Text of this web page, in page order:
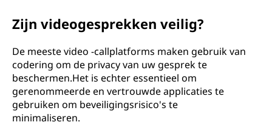
Zijn videogesprekken veilig?
De meeste video -callplatforms maken gebruik van
codering om de privacy van uw gesprek te
beschermen.Het is echter essentieel om
gerenommeerde en vertrouwde applicaties te
gebruiken om beveiligingsrisico's te
minimaliseren.